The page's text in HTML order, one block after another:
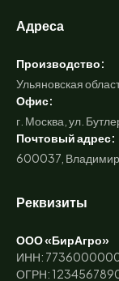
Адреса
Производство:
Ульяновская
Офис:
г. Москва, ул.
Почтовый адрес:
600037,
Реквизиты
ООО «БирАгро»
ИНН:
ОГРН: